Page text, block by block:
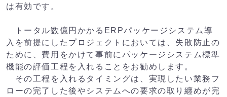
は有効です。
トータル数億円かかるERPパッケージシステム導
入を前提にしたプロジェクトにおいては、失敗防止の
ために、費用をかけて事前にパッケージシステム標準
機能の評価工程を入れることをお勧めします。
その工程を入れるタイミングは、実現したい業務フ
ローの完了した後やシステムへの要求の取り纏めが完